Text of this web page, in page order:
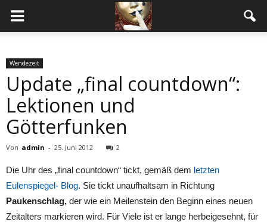
Wendezeit
Update „final countdown“:
Lektionen und
Götterfunken
Von admin - 25. Juni 2012 2
Die Uhr des „final countdown“ tickt, gemäß dem letzten
Eulenspiegel- Blog. Sie tickt unaufhaltsam in Richtung
Paukenschlag, der wie ein Meilenstein den Beginn eines neuen
Zeitalters markieren wird. Für Viele ist er lange herbeigesehnt, für